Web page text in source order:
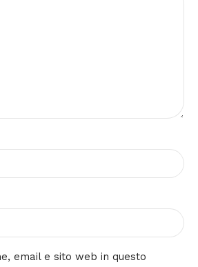
email e sito web in questo